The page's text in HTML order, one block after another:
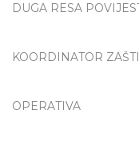
DUGA RESA
KOORDINATOR
OPERATIVA